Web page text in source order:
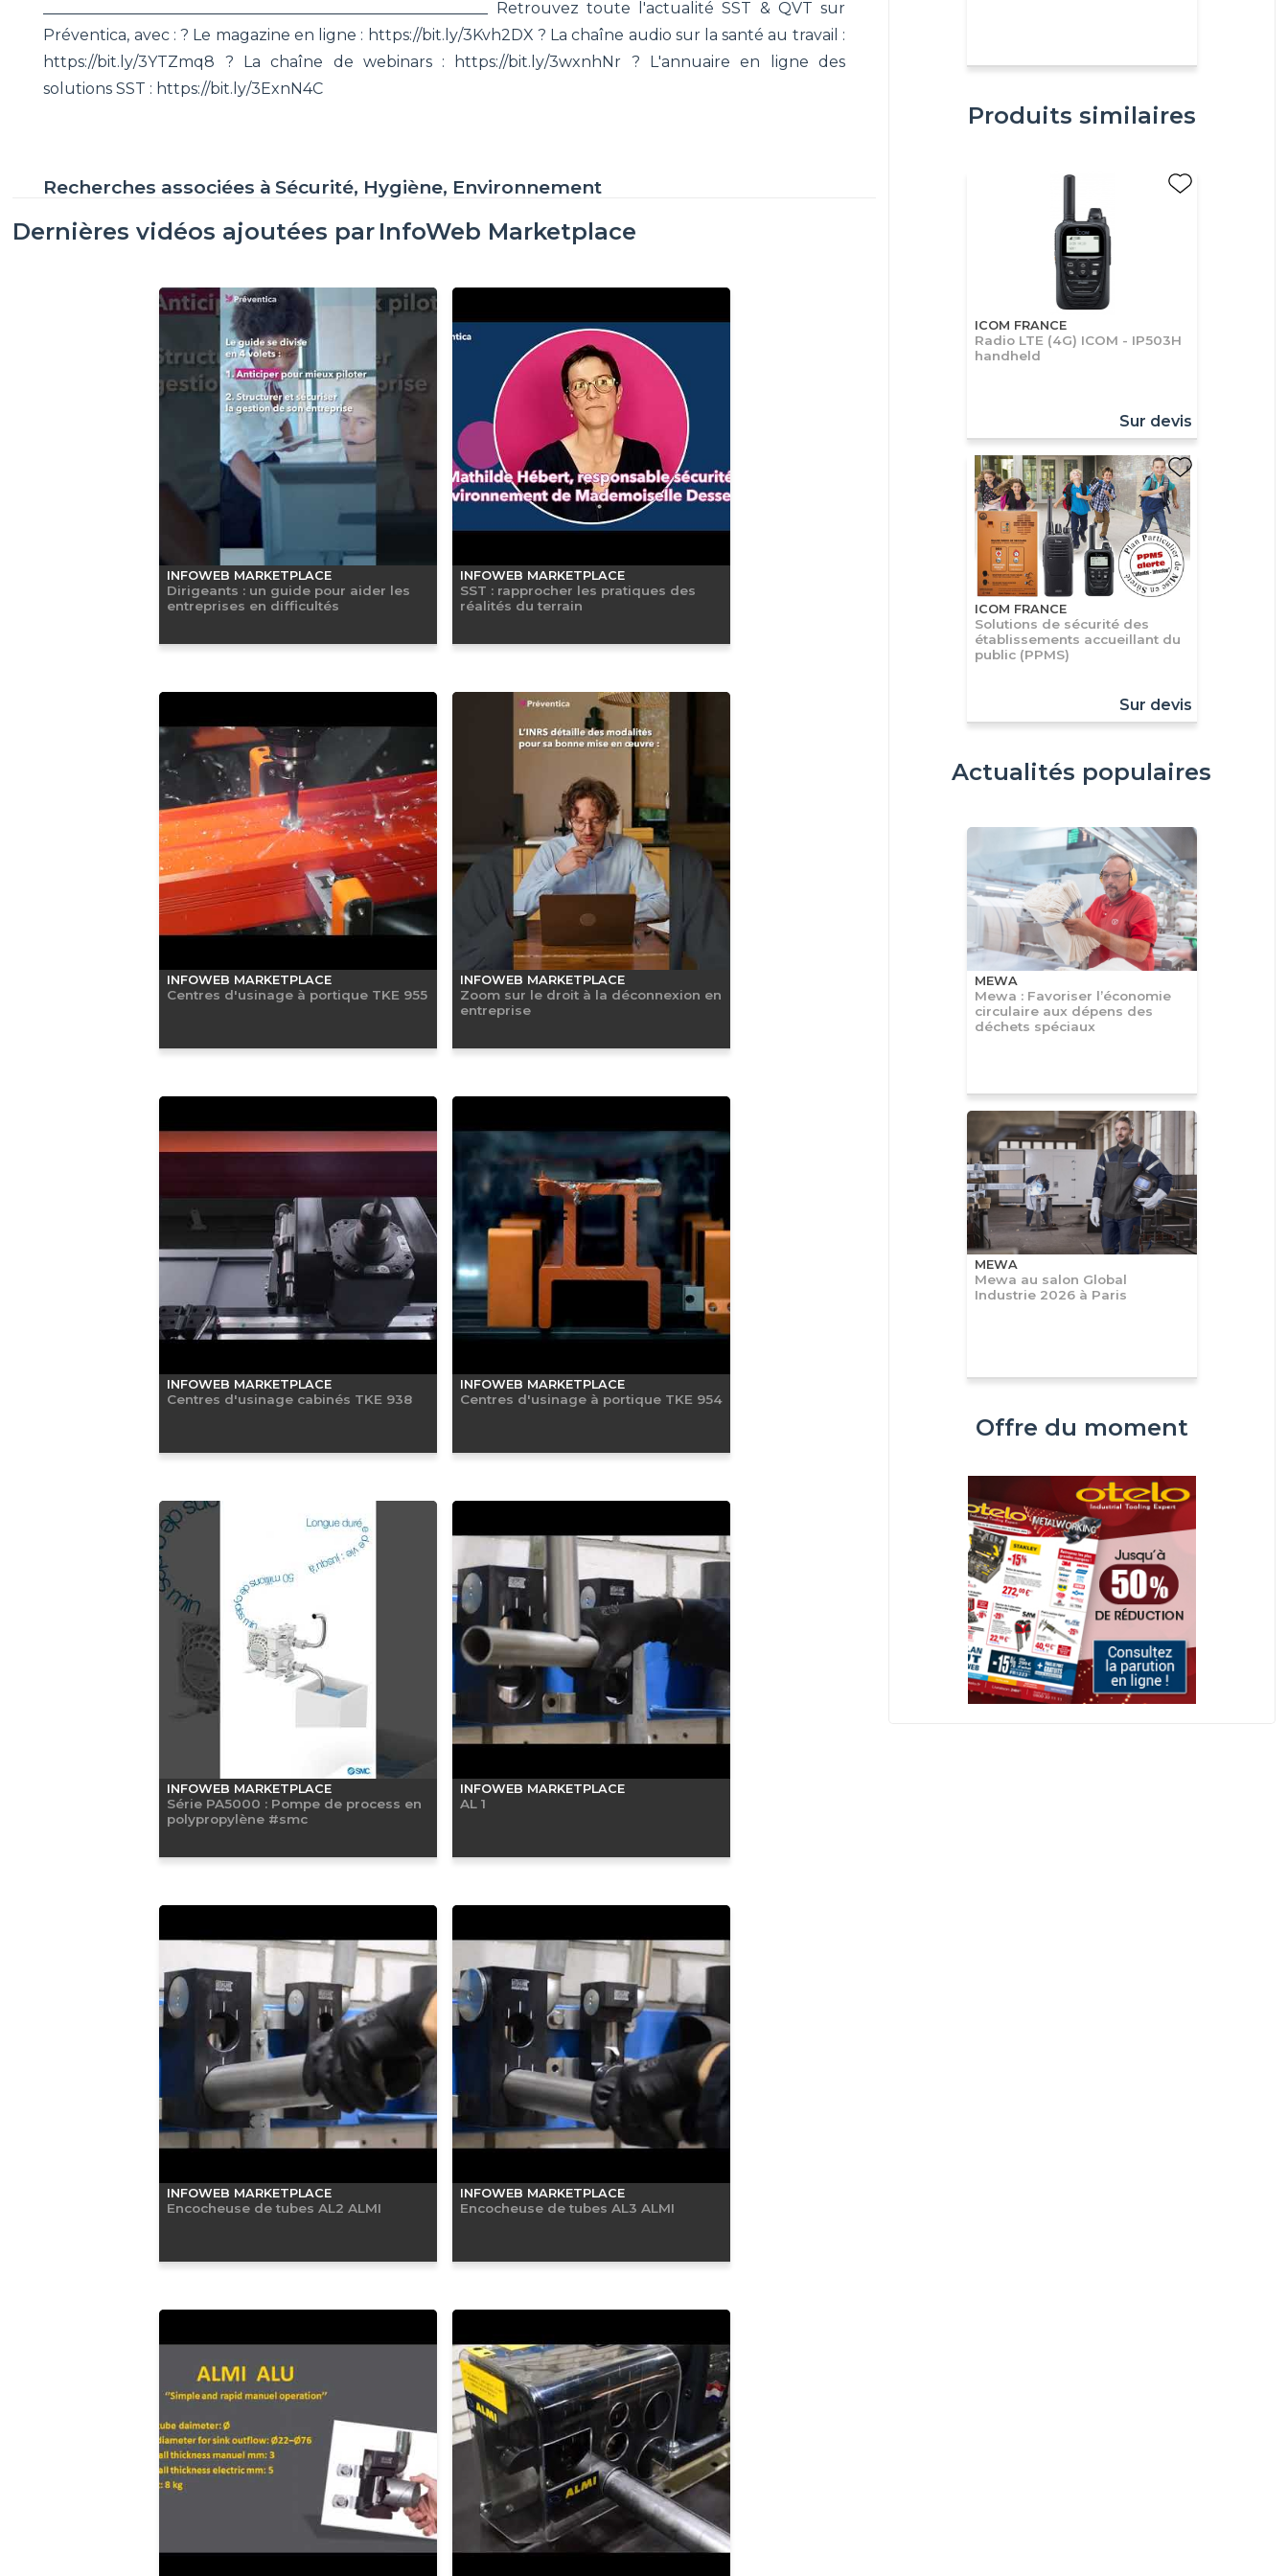
__________________________________________________________ Retrouvez toute l'actualité SST & QVT sur
Préventica, avec : ? Le magazine en ligne : https://bit.ly/3Kvh2DX ? La chaîne audio sur la santé au travail :
https://bit.ly/3YTZmq8 ? La chaîne de webinars : https://bit.ly/3wxnhNr ? L'annuaire en ligne des
solutions SST : https://bit.ly/3ExnN4C
Recherches associées à Sécurité, Hygiène, Environnement
Dernières vidéos ajoutées par InfoWeb Marketplace
INFOWEB MARKETPLACE
Dirigeants : un guide pour aider les
entreprises en difficultés
INFOWEB MARKETPLACE
SST : rapprocher les pratiques des
réalités du terrain
INFOWEB MARKETPLACE
Centres d'usinage à portique TKE 955
INFOWEB MARKETPLACE
Zoom sur le droit à la déconnexion en
entreprise
INFOWEB MARKETPLACE
Centres d'usinage cabinés TKE 938
INFOWEB MARKETPLACE
Centres d'usinage à portique TKE 954
INFOWEB MARKETPLACE
Série PA5000 : Pompe de process en
polypropylène #smc
INFOWEB MARKETPLACE
AL 1
INFOWEB MARKETPLACE
Encocheuse de tubes AL2 ALMI
INFOWEB MARKETPLACE
Encocheuse de tubes AL3 ALMI
Produits similaires
ICOM FRANCE
Radio LTE (4G) ICOM - IP503H
handheld
Sur devis
ICOM FRANCE
Solutions de sécurité des
établissements accueillant du
public (PPMS)
Sur devis
Actualités populaires
MEWA
Mewa : Favoriser l’économie
circulaire aux dépens des
déchets spéciaux
MEWA
Mewa au salon Global
Industrie 2026 à Paris
Offre du moment